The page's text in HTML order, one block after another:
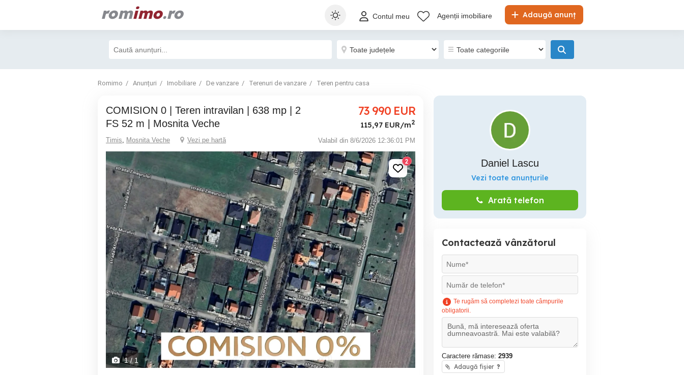
romimo.ro Adaugă anunț
Contul meu Agenții imobiliare
Romimo Anunțuri Imobiliare De vanzare Terenuri de vanzare Teren pentru casa
COMISION 0 | Teren intravilan | 638 mp | 2
FS 52 m | Mosnita Veche
73 990 EUR
115,97 EUR/m2
Timis, Mosnita Veche Vezi pe hartă Valabil din 8/6/2026 12:36:01 PM
2
1/ 1
Daniel Lascu
Vezi toate anunțurile
Arată telefon
Contactează vânzătorul
Te rugăm să completezi toate câmpurile
obligatorii.
Caractere rămase: 2939
Adaugă fișier ?